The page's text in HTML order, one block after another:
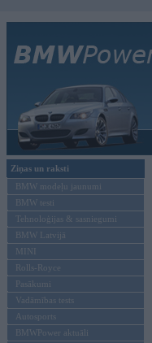
Ziņas un raksti
BMW modeļu jaunumi
BMW testi
Tehnoloģijas & sasniegumi
BMW Latvijā
MINI
Rolls-Royce
Pasākumi
Vadāmības tests
Autosports
BMWPower aktuāli